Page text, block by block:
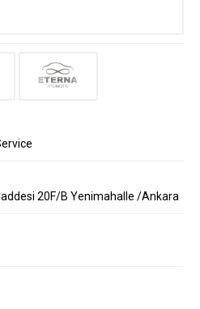
20F/B Yenimahalle /Ankara